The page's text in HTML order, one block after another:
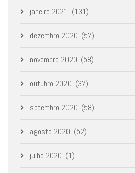
janeiro 2021 (131)
dezembro 2020 (57)
novembro 2020 (58)
outubro 2020 (37)
setembro 2020 (58)
agosto 2020 (52)
julho 2020 (1)